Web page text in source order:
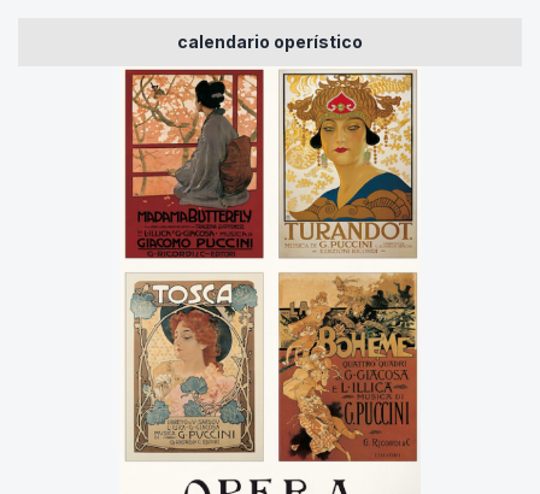
calendario operístico